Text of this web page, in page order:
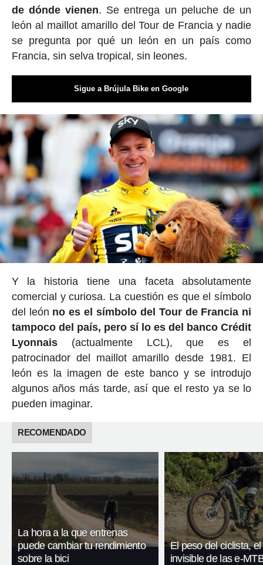
de dónde vienen. Se entrega un peluche de un
león al maillot amarillo del Tour de Francia y nadie
se pregunta por qué un león en un país como
Francia, sin selva tropical, sin leones.
Sigue a Brújula Bike en Google
Y la historia tiene una faceta absolutamente
comercial y curiosa. La cuestión es que el símbolo
del león no es el símbolo del Tour de Francia ni
tampoco del país, pero sí lo es del banco Crédit
Lyonnais(actualmente LCL), que es el
patrocinador del maillot amarillo desde 1981. El
león es la imagen de este banco y se introdujo
algunos años más tarde, así que el resto ya se lo
pueden imaginar.
RECOMENDADO
La hora a la que entrenas
puede cambiar tu rendimiento
sobre la bici
El peso del ciclista,
invisible de las e-